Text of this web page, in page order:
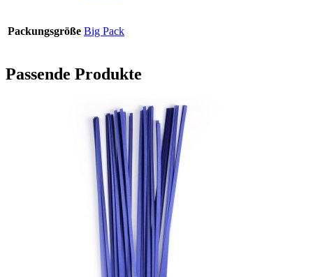
Packungsgröße Big Pack
Passende Produkte